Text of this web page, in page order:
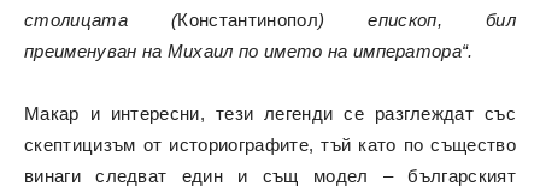
столицата (Константинопол) епископ, бил
преименуван на Михаил по името на императора“.
Макар и интересни, тези легенди се разглеждат със
скептицизъм от историографите, тъй като по същество
винаги следват един и същ модел – българският